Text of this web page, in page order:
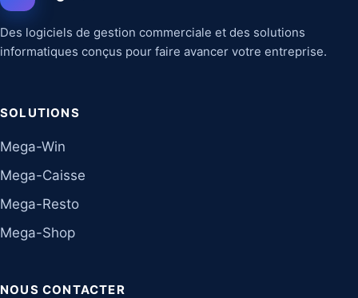
Des logiciels de gestion commerciale et des solutions
informatiques conçus pour faire avancer votre entreprise.
SOLUTIONS
Mega-Win
Mega-Caisse
Mega-Resto
Mega-Shop
NOUS CONTACTER